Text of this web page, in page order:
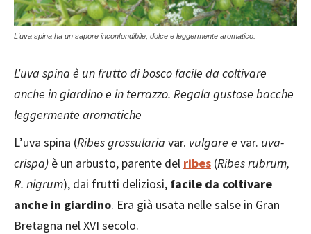
L'uva spina ha un sapore inconfondibile, dolce e leggermente aromatico.
L'uva spina è un frutto di bosco facile da coltivare
anche in giardino e in terrazzo. Regala gustose bacche
leggermente aromatiche
L’uva spina (Ribes grossularia var. vulgare e var. uva-
crispa) è un arbusto, parente del ribes (Ribes rubrum,
R. nigrum), dai frutti deliziosi, facile da coltivare
anche in giardino. Era già usata nelle salse in Gran
Bretagna nel XVI secolo.